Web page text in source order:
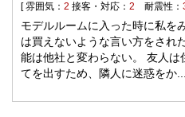
[ 雰囲気： 2 接客・対応： 2 耐震性：
モデルルームに入った時に私を
は買えないような言い方をされ
能は他社と変わらない。 友人
てを出すため、隣人に迷惑をか...